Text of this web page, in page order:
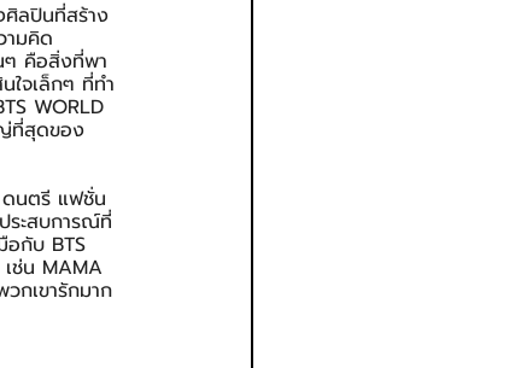
ศิลปินที่สร้าง
ามคิด
ๆ คือสิ่งที่พา
ใจเล็กๆ ที่ทำ
WORLD
ญ่ที่สุดของ
ดนตรี แฟชั่น
ระสบการณ์ที่
อกับ BTS
ช่น MAMA
กเขารักมาก